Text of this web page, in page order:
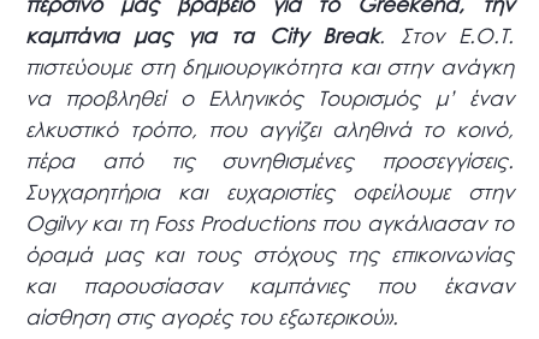
καμπάνια μας για τα
City Break. Στον Ε.Ο.Τ.
πιστεύουμε στη δημιουργικότητα και στην ανάγκη
να προβληθεί ο Ελληνικός Τουρισμός μ’ έναν
ελκυστικό τρόπο, που αγγίζει αληθινά το κοινό,
πέρα από τις συνηθισμένες προσεγγίσεις.
Συγχαρητήρια και ευχαριστίες οφείλουμε στην
Ogilvy και τη Foss Productions που αγκάλιασαν το
όραμά μας και τους στόχους της επικοινωνίας
και παρουσίασαν καμπάνιες που έκαναν
αίσθηση στις αγορές του εξωτερικού».